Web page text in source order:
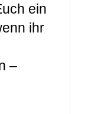
ein
ihr
–